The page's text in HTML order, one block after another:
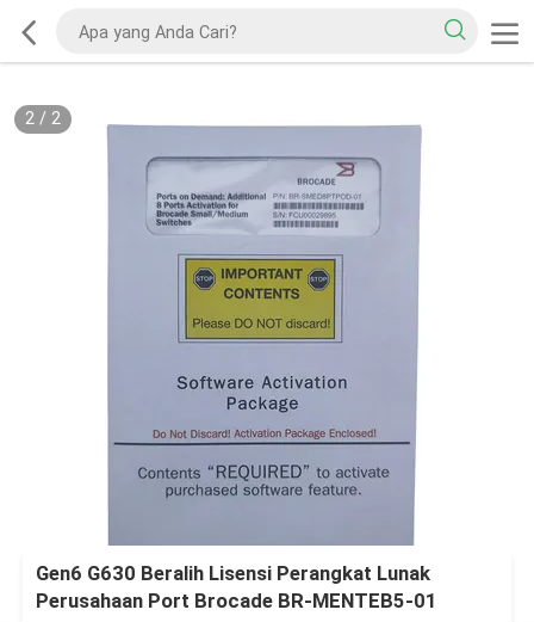
2/ 2
Gen6 G630 Beralih Lisensi Perangkat Lunak
Perusahaan Port Brocade BR-MENTEB5-01